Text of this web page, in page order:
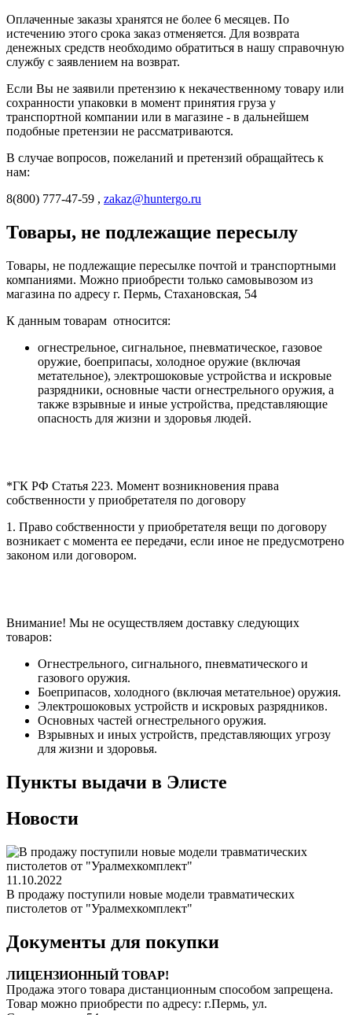
Оплаченные заказы хранятся не более 6 месяцев. По
истечению этого срока заказ отменяется. Для возврата
денежных средств необходимо обратиться в нашу справочную
службу с заявлением на возврат.
Если Вы не заявили претензию к некачественному товару или
сохранности упаковки в момент принятия груза у
транспортной компании или в магазине - в дальнейшем
подобные претензии не рассматриваются.
В случае вопросов, пожеланий и претензий обращайтесь к
нам:
8(800) 777-47-59 , zakaz@huntergo.ru
Товары, не подлежащие пересылу
Товары, не подлежащие пересылке почтой и транспортными
компаниями. Можно приобрести только самовывозом из
магазина по адресу г. Пермь, Стахановская, 54
К данным товарам относится:
огнестрельное, сигнальное, пневматическое, газовое
оружие, боеприпасы, холодное оружие (включая
метательное), электрошоковые устройства и искровые
разрядники, основные части огнестрельного оружия, а
также взрывные и иные устройства, представляющие
опасность для жизни и здоровья людей.
*ГК РФ Статья 223. Момент возникновения права
собственности у приобретателя по договору
1. Право собственности у приобретателя вещи по договору
возникает с момента ее передачи, если иное не предусмотрено
законом или договором.
Внимание! Мы не осуществляем доставку следующих
товаров:
Огнестрельного, сигнального, пневматического и
газового оружия.
Боеприпасов, холодного (включая метательное) оружия.
Электрошоковых устройств и искровых разрядников.
Основных частей огнестрельного оружия.
Взрывных и иных устройств, представляющих угрозу
для жизни и здоровья.
Пункты выдачи в Элисте
Новости
11.10.2022
В продажу поступили новые модели травматических
пистолетов от "Уралмехкомплект"
Документы для покупки
ЛИЦЕНЗИОННЫЙ ТОВАР!
Продажа этого товара дистанционным способом запрещена.
Товар можно приобрести по адресу: г.Пермь, ул.